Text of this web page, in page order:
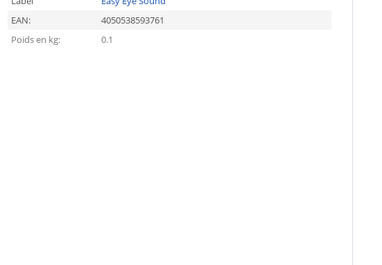
EAN:
4050538593761
Poids en kg:
0.1